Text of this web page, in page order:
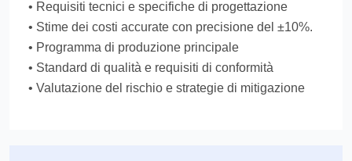
• Requisiti tecnici e specifiche di progettazione
• Stime dei costi accurate con precisione del ±10%.
• Programma di produzione principale
• Standard di qualità e requisiti di conformità
• Valutazione del rischio e strategie di mitigazione